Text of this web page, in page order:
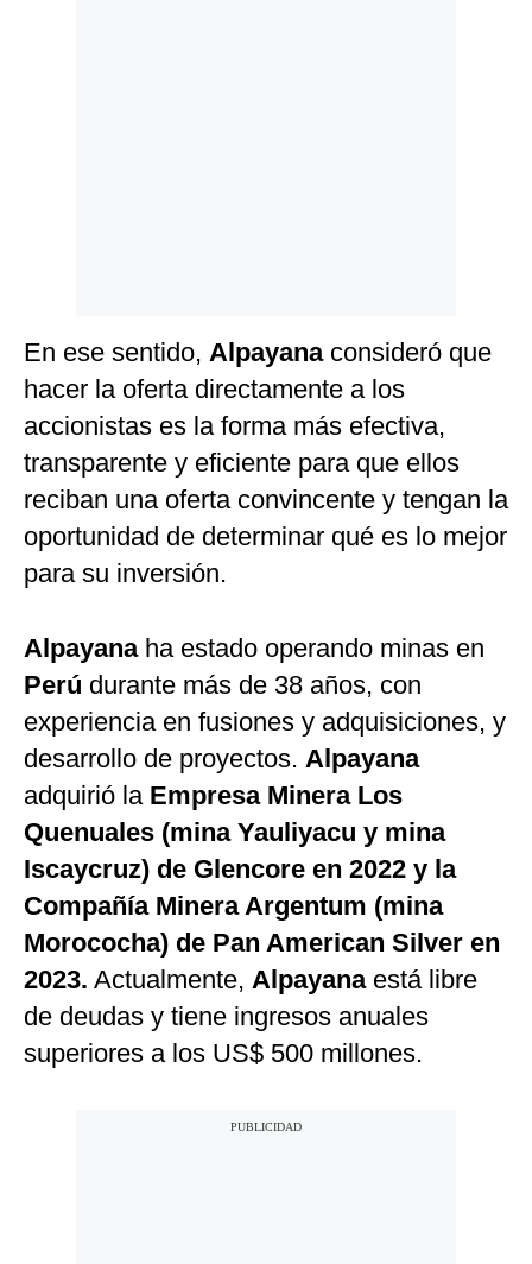
En ese sentido, Alpayana consideró que
hacer la oferta directamente a los
accionistas es la forma más efectiva,
transparente y eficiente para que ellos
reciban una oferta convincente y tengan la
oportunidad de determinar qué es lo mejor
para su inversión.
Alpayana ha estado operando minas en
Perú durante más de 38 años, con
experiencia en fusiones y adquisiciones, y
desarrollo de proyectos. Alpayana
adquirió la Empresa Minera Los
Quenuales (mina Yauliyacu y mina
Iscaycruz) de Glencore en 2022 y la
Compañía Minera Argentum (mina
Morococha) de Pan American Silver en
2023. Actualmente, Alpayana está libre
de deudas y tiene ingresos anuales
superiores a los US$ 500 millones.